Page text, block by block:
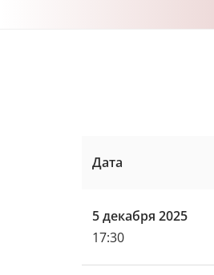
Дата
5 декабря 2025
17:30